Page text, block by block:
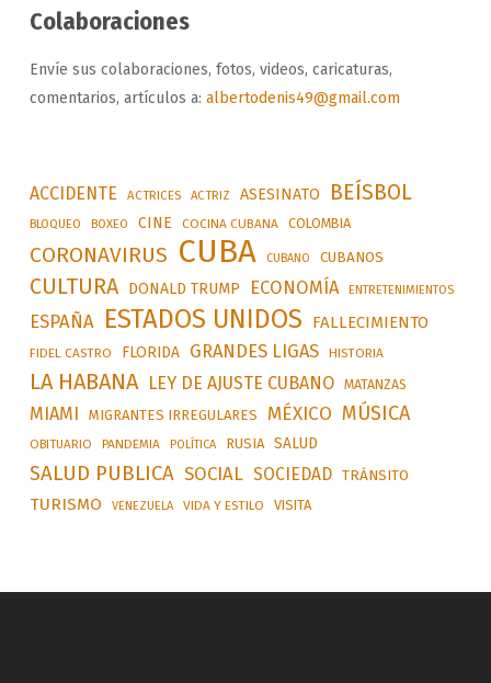
Colaboraciones
Envíe sus colaboraciones, fotos, videos, caricaturas,
comentarios, artículos a: albertodenis49@gmail.com
ACCIDENTE ACTRICES ACTRIZ ASESINATO BEÍSBOL
BLOQUEO BOXEO CINE COCINA CUBANA COLOMBIA
CORONAVIRUS CUBA CUBANO CUBANOS
CULTURA DONALD TRUMP ECONOMÍA ENTRETENIMIENTOS
ESPAÑA ESTADOS UNIDOS FALLECIMIENTO
FIDEL CASTRO FLORIDA GRANDES LIGAS HISTORIA
LA HABANA LEY DE AJUSTE CUBANO MATANZAS
MIAMI MIGRANTES IRREGULARES MÉXICO MÚSICA
OBITUARIO PANDEMIA POLÍTICA RUSIA SALUD
SALUD PUBLICA SOCIAL SOCIEDAD TRÁNSITO
TURISMO VENEZUELA VIDA Y ESTILO VISITA